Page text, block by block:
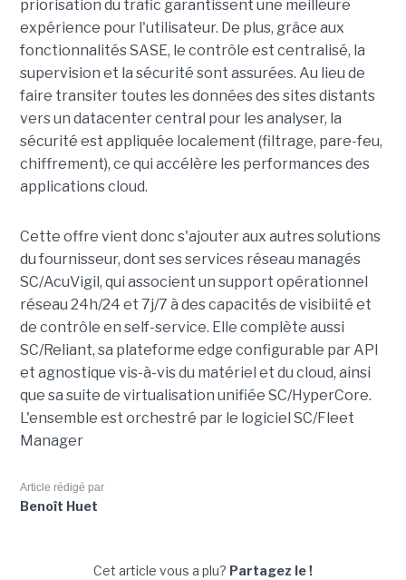
priorisation du trafic garantissent une meilleure
expérience pour l'utilisateur. De plus, grâce aux
fonctionnalités SASE, le contrôle est centralisé, la
supervision et la sécurité sont assurées. Au lieu de
faire transiter toutes les données des sites distants
vers un datacenter central pour les analyser, la
sécurité est appliquée localement (filtrage, pare-feu,
chiffrement), ce qui accélère les performances des
applications cloud.
Cette offre vient donc s'ajouter aux autres solutions
du fournisseur, dont ses services réseau managés
SC/AcuVigil, qui associent un support opérationnel
réseau 24h/24 et 7j/7 à des capacités de visibiité et
de contrôle en self-service. Elle complète aussi
SC/Reliant, sa plateforme edge configurable par API
et agnostique vis-à-vis du matériel et du cloud, ainsi
que sa suite de virtualisation unifiée SC/HyperCore.
L'ensemble est orchestré par le logiciel SC/Fleet
Manager
Article rédigé par
Benoît Huet
Cet article vous a plu? Partagez le !